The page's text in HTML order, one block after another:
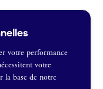
votre performance
votre
la base de notre